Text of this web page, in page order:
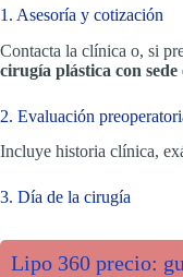
1. Asesoría y cotización
Contacta la clínica o, si
cirugía plástica con sede
2. Evaluación
Incluye historia clínica,
3. Día de la cirugía
Lipo 360 precio: